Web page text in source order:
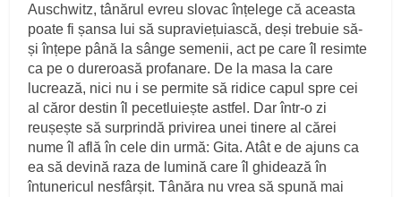
Auschwitz, tânărul evreu slovac înțelege că aceasta
poate fi șansa lui să supraviețuiască, deși trebuie să-
și înțepe până la sânge semenii, act pe care îl resimte
ca pe o dureroasă profanare. De la masa la care
lucrează, nici nu i se permite să ridice capul spre cei
al căror destin îl pecetluiește astfel. Dar într-o zi
reușește să surprindă privirea unei tinere al cărei
nume îl află în cele din urmă: Gita. Atât e de ajuns ca
ea să devină raza de lumină care îl ghidează în
întunericul nesfârșit. Tânăra nu vrea să spună mai